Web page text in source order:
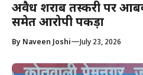
अवैध शराब तस्करी पर
समेत आरोपी पकड़ा
By Naveen Joshi—July 23, 2026